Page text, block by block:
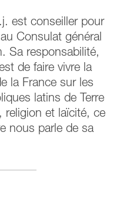
est conseiller pour
Consulat général
Sa responsabilité,
de faire vivre la
la France sur les
latins de Terre
religion et laïcité, ce
nous parle de sa